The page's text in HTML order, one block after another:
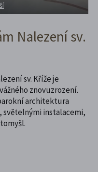
Nalezení sv.
sv. Kříže je
znovuzrození.
architektura
světelnými instalacemi,